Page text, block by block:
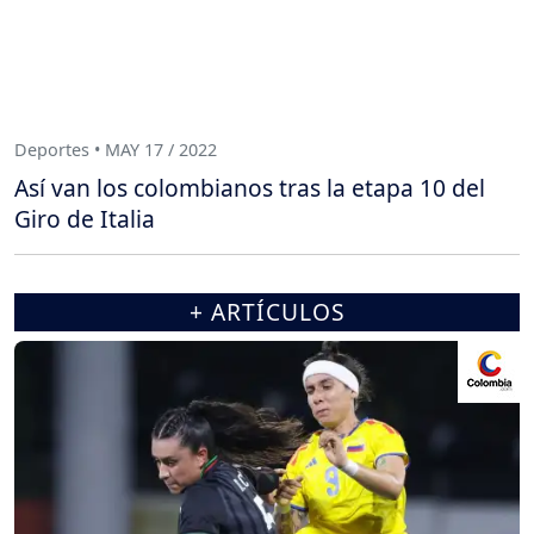
Deportes • MAY 17 / 2022
Así van los colombianos tras la etapa 10 del
Giro de Italia
+ ARTÍCULOS